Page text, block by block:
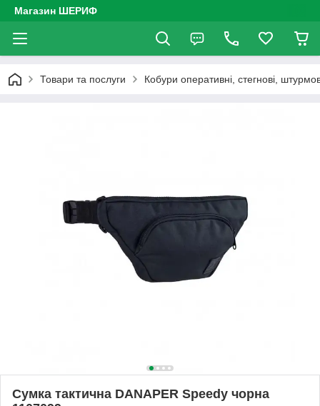
Магазин ШЕРИФ
Товари та послуги Кобури оперативні, стегнові,
Сумка тактична DANAPER Speedy чорна